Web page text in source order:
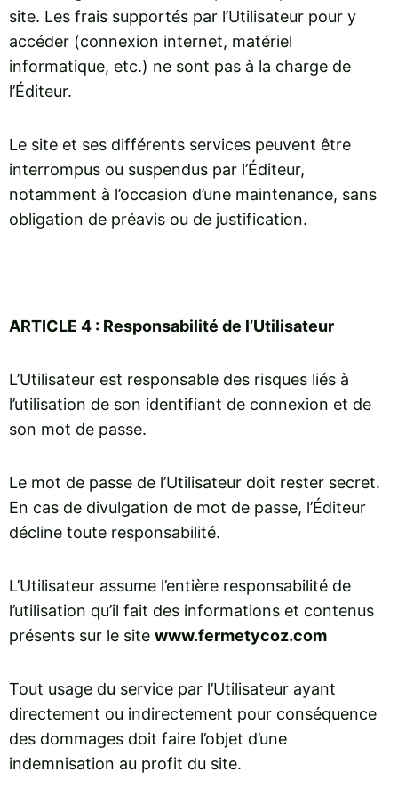
site. Les frais supportés par l’Utilisateur pour y
accéder (connexion internet, matériel
informatique, etc.) ne sont pas à la charge de
l’Éditeur.
Le site et ses différents services peuvent être
interrompus ou suspendus par l’Éditeur,
notamment à l’occasion d’une maintenance, sans
obligation de préavis ou de justification.
ARTICLE 4 : Responsabilité de l’Utilisateur
L’Utilisateur est responsable des risques liés à
l’utilisation de son identifiant de connexion et de
son mot de passe.
Le mot de passe de l’Utilisateur doit rester secret.
En cas de divulgation de mot de passe, l’Éditeur
décline toute responsabilité.
L’Utilisateur assume l’entière responsabilité de
l’utilisation qu’il fait des informations et contenus
présents sur le site www.fermetycoz.com
Tout usage du service par l’Utilisateur ayant
directement ou indirectement pour conséquence
des dommages doit faire l’objet d’une
indemnisation au profit du site.